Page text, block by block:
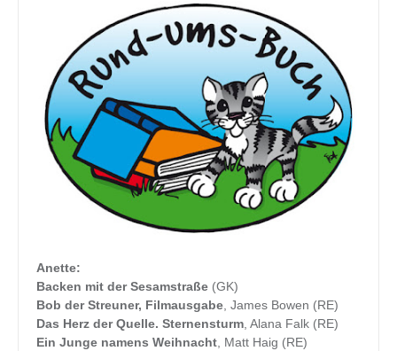
Anette:
Backen mit der Sesamstraße (GK)
Bob der Streuner, Filmausgabe , James Bowen (RE)
Das Herz der Quelle. Sternensturm , Alana Falk (RE)
Ein Junge namens Weihnacht , Matt Haig (RE)